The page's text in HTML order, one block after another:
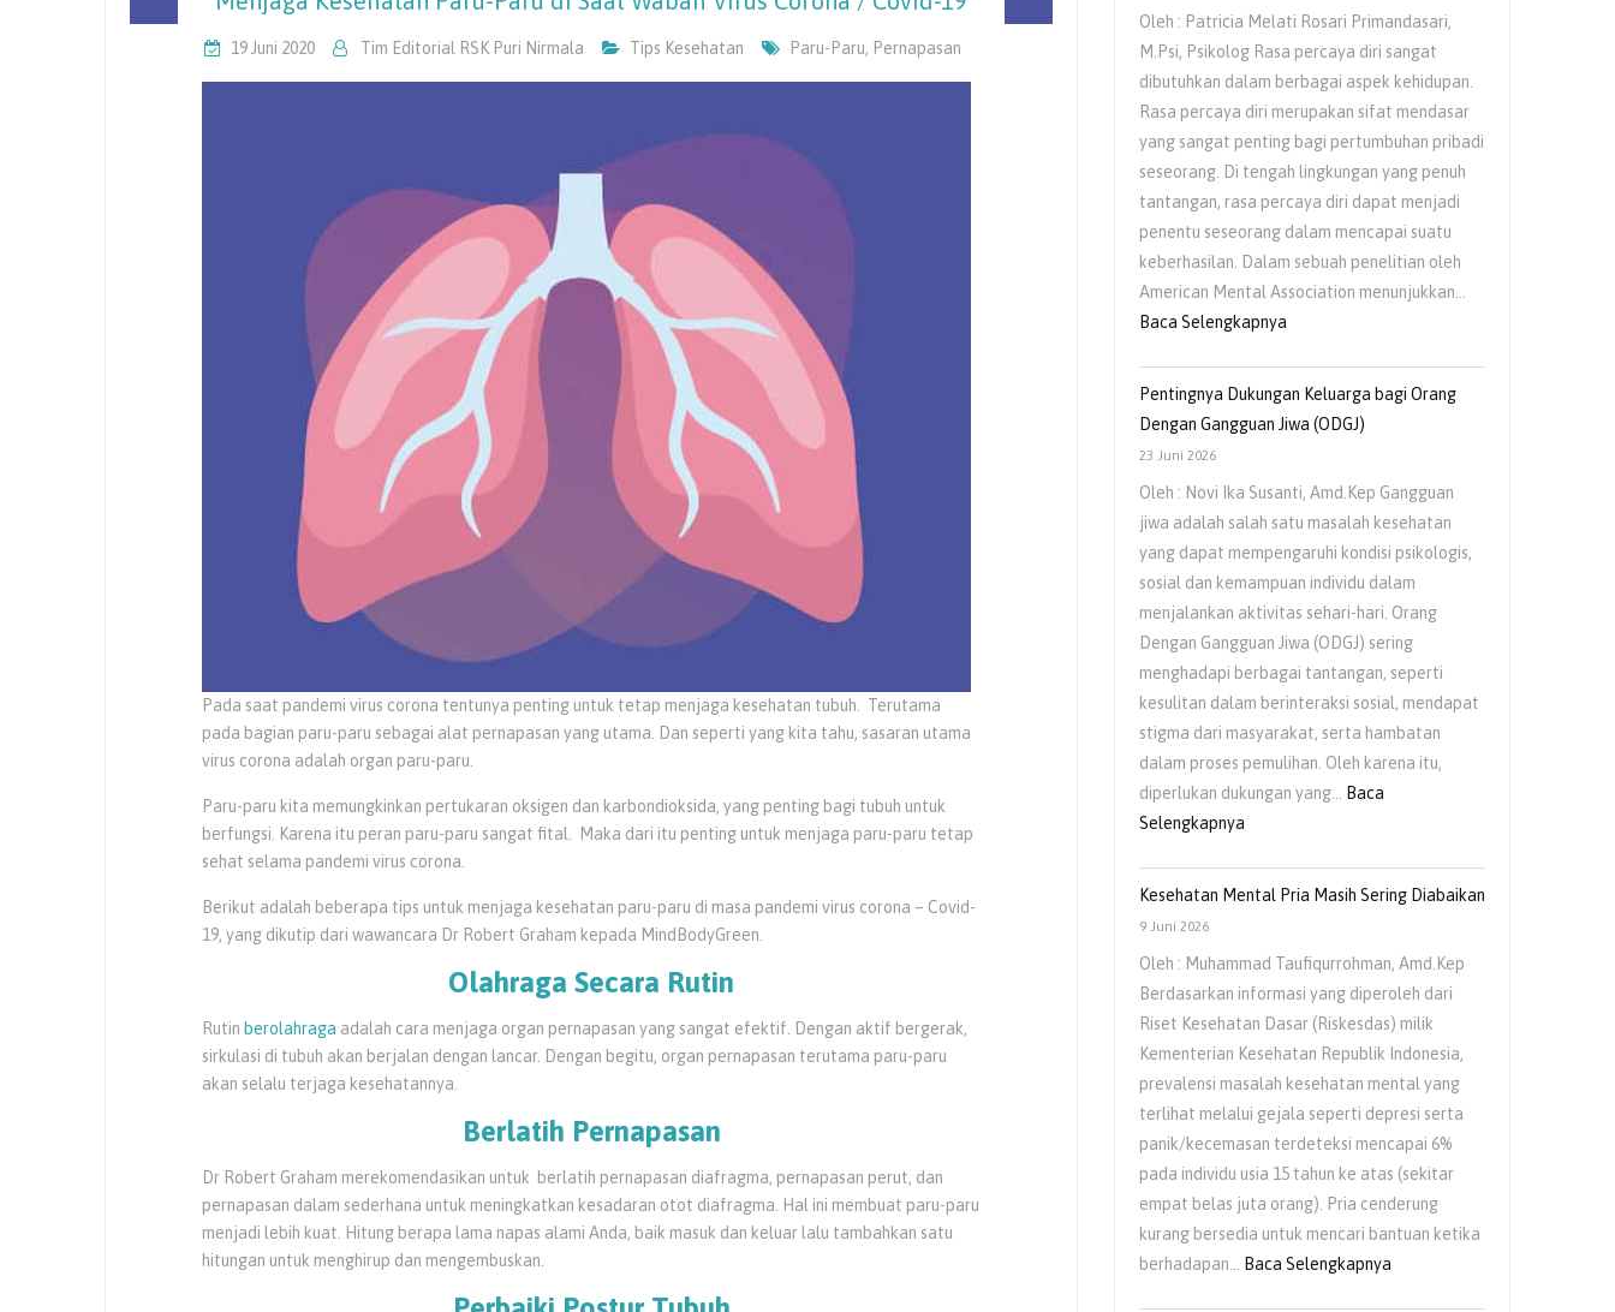
19 Juni 2020 Tim Editorial RSK Puri Nirmala Tips Kesehatan Paru-Paru, Pernapasan
Pada saat pandemi virus corona tentunya penting untuk tetap menjaga kesehatan tubuh. Terutama
pada bagian paru-paru sebagai alat pernapasan yang utama. Dan seperti yang kita tahu, sasaran utama
virus corona adalah organ paru-paru.
Paru-paru kita memungkinkan pertukaran oksigen dan karbondioksida, yang penting bagi tubuh untuk
berfungsi. Karena itu peran paru-paru sangat fital. Maka dari itu penting untuk menjaga paru-paru tetap
sehat selama pandemi virus corona.
Berikut adalah beberapa tips untuk menjaga kesehatan paru-paru di masa pandemi virus corona – Covid-
19, yang dikutip dari wawancara Dr Robert Graham kepada MindBodyGreen.
Olahraga Secara Rutin
Rutin berolahraga adalah cara menjaga organ pernapasan yang sangat efektif. Dengan aktif bergerak,
sirkulasi di tubuh akan berjalan dengan lancar. Dengan begitu, organ pernapasan terutama paru-paru
akan selalu terjaga kesehatannya.
Berlatih Pernapasan
Dr Robert Graham merekomendasikan untuk berlatih pernapasan diafragma, pernapasan perut, dan
pernapasan dalam sederhana untuk meningkatkan kesadaran otot diafragma. Hal ini membuat paru-paru
menjadi lebih kuat. Hitung berapa lama napas alami Anda, baik masuk dan keluar lalu tambahkan satu
hitungan untuk menghirup dan mengembuskan.
Sejak
Usia
Dini
Oleh : Patricia Melati Rosari Primandasari,
M.Psi, Psikolog Rasa percaya diri sangat
dibutuhkan dalam berbagai aspek kehidupan.
Rasa percaya diri merupakan sifat mendasar
yang sangat penting bagi pertumbuhan pribadi
seseorang. Di tengah lingkungan yang penuh
tantangan, rasa percaya diri dapat menjadi
penentu seseorang dalam mencapai suatu
keberhasilan. Dalam sebuah penelitian oleh
American Mental Association menunjukkan…
Baca Selengkapnya
Menumbuhkan
Rasa
Percaya
Diri
Anak
Pentingnya Dukungan Keluarga bagi Orang
Dengan Gangguan Jiwa (ODGJ)
23 Juni 2026
Oleh : Novi Ika Susanti, Amd.Kep Gangguan
jiwa adalah salah satu masalah kesehatan
yang dapat mempengaruhi kondisi psikologis,
sosial dan kemampuan individu dalam
menjalankan aktivitas sehari-hari. Orang
Dengan Gangguan Jiwa (ODGJ) sering
menghadapi berbagai tantangan, seperti
kesulitan dalam berinteraksi sosial, mendapat
stigma dari masyarakat, serta hambatan
dalam proses pemulihan. Oleh karena itu,
diperlukan dukungan yang…
Baca
Selengkapnya
Orang
Dengan
Gangguan
Jiwa
(ODGJ)
Kesehatan Mental Pria Masih Sering Diabaikan
9 Juni 2026
Oleh : Muhammad Taufiqurrohman, Amd.Kep
Berdasarkan informasi yang diperoleh dari
Riset Kesehatan Dasar (Riskesdas) milik
Kementerian Kesehatan Republik Indonesia,
prevalensi masalah kesehatan mental yang
terlihat melalui gejala seperti depresi serta
panik/kecemasan terdeteksi mencapai 6%
pada individu usia 15 tahun ke atas (sekitar
empat belas juta orang). Pria cenderung
kurang bersedia untuk mencari bantuan ketika
berhadapan…
Baca Selengkapnya